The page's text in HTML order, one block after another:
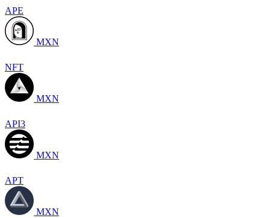
APE
MXN
NFT
MXN
API3
MXN
APT
MXN